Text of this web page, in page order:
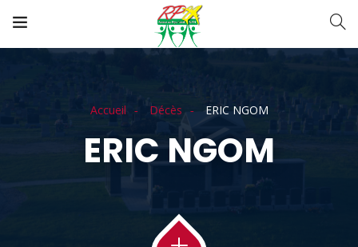
Accueil Décès ERIC NGOM
ERIC NGOM